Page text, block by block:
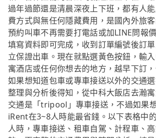
過年過節還是清晨深夜上下班，都有人
費方式與無任何隱藏費用，是國內外旅
預約叫車不再需要打電話或加LINE問報
填寫資料即可完成，收到訂單編號後訂
立保證出車。現在就點選黃色按鈕，輸
寓酒店或任何你想去的地方，越早下訂
如果想知道包車或專車接送以外的交通
整理與分析後得知，從中科大飯店去瀚
交通是「tripool」專車接送，不過如果
iRent在3~8人時能最省錢。以下表格中
人時，專車接送、租車自駕、計程車、